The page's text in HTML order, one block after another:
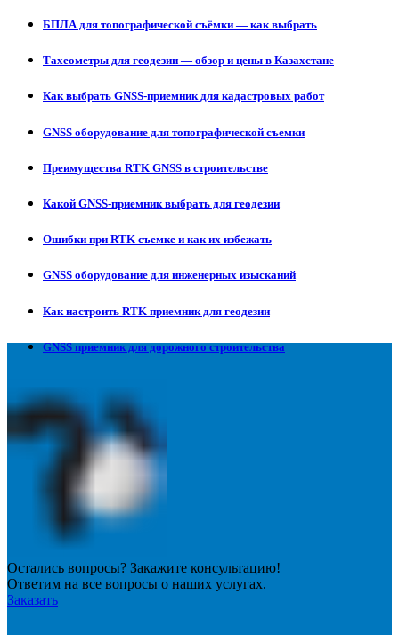
БПЛА для топографической съёмки — как выбрать
Тахеометры для геодезии — обзор и цены в Казахстане
Как выбрать GNSS-приемник для кадастровых работ
GNSS оборудование для топографической съемки
Преимущества RTK GNSS в строительстве
Какой GNSS-приемник выбрать для геодезии
Ошибки при RTK съемке и как их избежать
GNSS оборудование для инженерных изысканий
Как настроить RTK приемник для геодезии
GNSS приемник для дорожного строительства
Остались вопросы? Закажите консультацию!
Ответим на все вопросы о наших услугах.
Заказать